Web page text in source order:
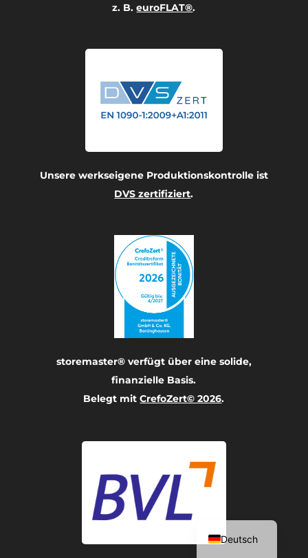
z. B.euroFLAT®.
Unsere werkseigene Produktionskontrolle ist
DVS zertifiziert.
storemaster® verfügt über eine solide,
finanzielle Basis.
Belegt mitCrefoZert© 2026.
Deutsch